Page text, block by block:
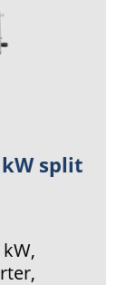
split